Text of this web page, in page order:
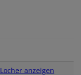
anzeigen